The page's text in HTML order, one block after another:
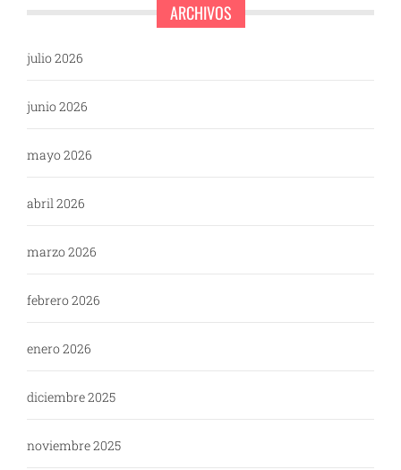
ARCHIVOS
julio 2026
junio 2026
mayo 2026
abril 2026
marzo 2026
febrero 2026
enero 2026
diciembre 2025
noviembre 2025